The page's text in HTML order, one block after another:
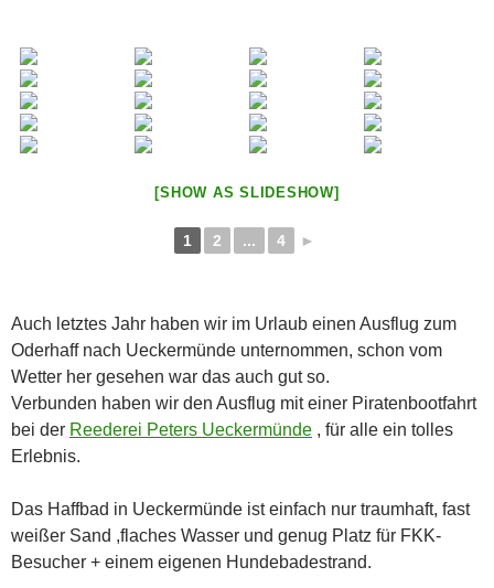
[SHOW AS SLIDESHOW]
1 2 ... 4 ►
Auch letztes Jahr haben wir im Urlaub einen Ausflug zum
Oderhaff nach Ueckermünde unternommen, schon vom
Wetter her gesehen war das auch gut so.
Verbunden haben wir den Ausflug mit einer Piratenbootfahrt
bei der Reederei Peters Ueckermünde , für alle ein tolles
Erlebnis.
Das Haffbad in Ueckermünde ist einfach nur traumhaft, fast
weißer Sand ,flaches Wasser und genug Platz für FKK-
Besucher + einem eigenen Hundebadestrand.